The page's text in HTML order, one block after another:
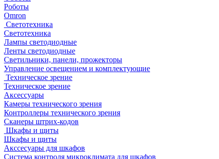
Роботы
Omron
Светотехника
Светотехника
Лампы светодиодные
Ленты светодиодные
Светильники, панели, прожекторы
Управление освещением и комплектующие
Техническое зрение
Техническое зрение
Аксессуары
Камеры технического зрения
Контроллеры технического зрения
Сканеры штрих-кодов
Шкафы и щиты
Шкафы и щиты
Акссесуары для шкафов
Система контроля микроклимата для шкафов